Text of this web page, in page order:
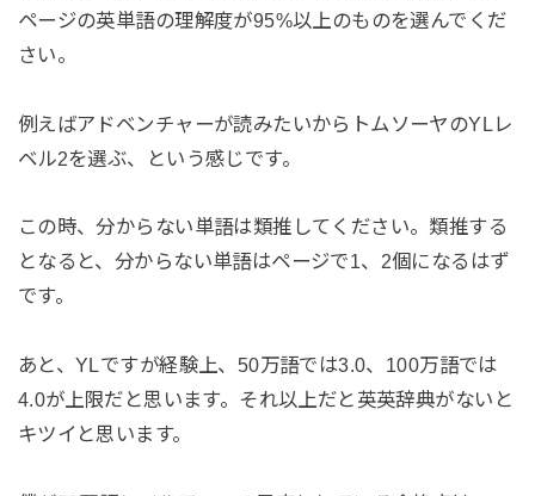
ページの英単語の理解度が95%以上のものを選んでくだ
さい。
例えばアドベンチャーが読みたいからトムソーヤのYLレ
ベル2を選ぶ、という感じです。
この時、分からない単語は類推してください。類推する
となると、分からない単語はページで1、2個になるはず
です。
あと、YLですが経験上、50万語では3.0、100万語では
4.0が上限だと思います。それ以上だと英英辞典がないと
キツイと思います。